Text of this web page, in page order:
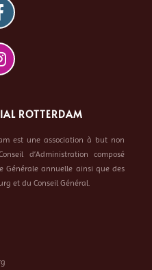
ROTTERDAM
est une association à but non
d’Administration composé
Générale annuelle ainsi que des
et du Conseil Général.